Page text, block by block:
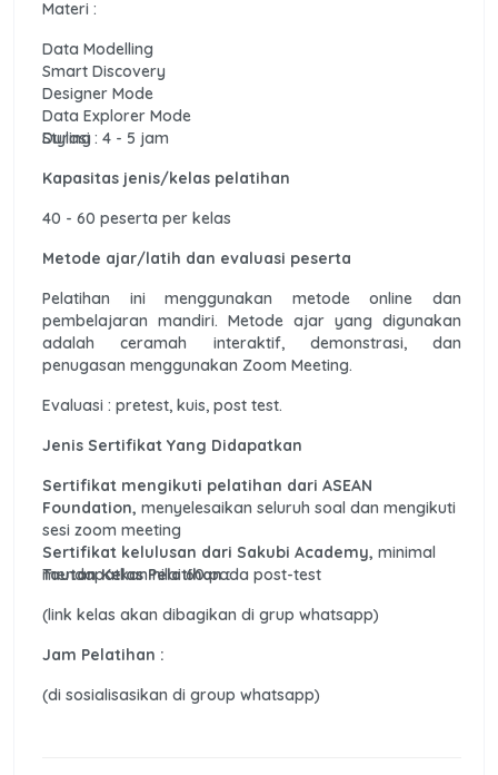
Materi :
Data Modelling
Smart Discovery
Designer Mode
Data Explorer Mode
Styling
Durasi : 4 - 5 jam
Kapasitas jenis/kelas pelatihan
40 - 60 peserta per kelas
Metode ajar/latih dan evaluasi peserta
Pelatihan ini menggunakan metode online dan
pembelajaran mandiri. Metode ajar yang digunakan
adalah ceramah interaktif, demonstrasi, dan
penugasan menggunakan Zoom Meeting.
Evaluasi : pretest, kuis, post test.
Jenis Sertifikat Yang Didapatkan
Sertifikat mengikuti pelatihan dari ASEAN
Foundation, menyelesaikan seluruh soal dan mengikuti
sesi zoom meeting
Sertifikat kelulusan dari Sakubi Academy, minimal
mendapatkan nilai 60 pada post-test
Tautan Kelas Pelatihan :
(link kelas akan dibagikan di grup whatsapp)
Jam Pelatihan :
(di sosialisasikan di group whatsapp)